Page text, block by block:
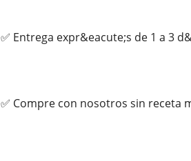
✅ Entrega expr&eacute;s de 1 a 3
✅ Compre con nosotros sin receta